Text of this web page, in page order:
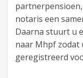
notaris een
Daarna stuurt u
naar Mhpf zodat
geregistreerd